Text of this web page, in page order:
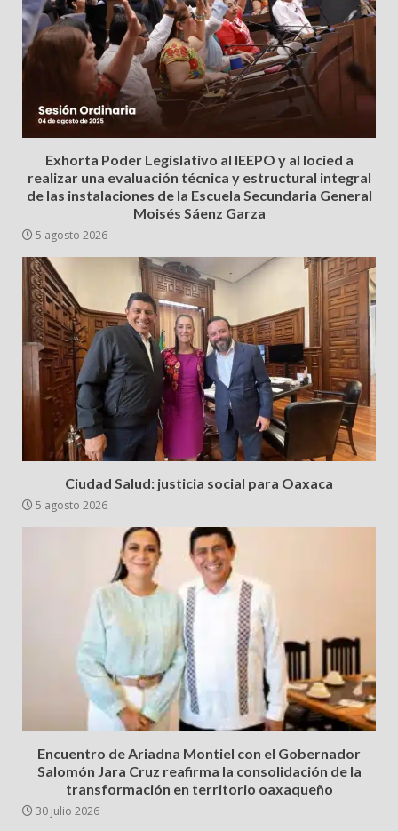
Exhorta Poder Legislativo al IEEPO y al Iocied a
realizar una evaluación técnica y estructural integral
de las instalaciones de la Escuela Secundaria General
Moisés Sáenz Garza
5 agosto 2026
Ciudad Salud: justicia social para Oaxaca
5 agosto 2026
Encuentro de Ariadna Montiel con el Gobernador
Salomón Jara Cruz reafirma la consolidación de la
transformación en territorio oaxaqueño
30 julio 2026